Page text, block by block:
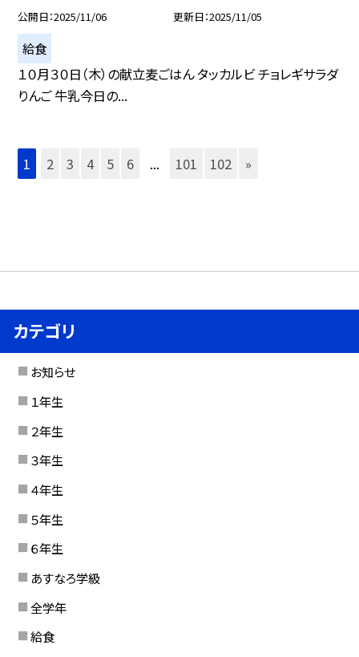
公開日 2025/11/06 更新日 2025/11/05
給食
１０月３０日（木）の献立麦ごはん タッカルビ チョレギサラダ
りんご 牛乳今日の...
1 2 3 4 5 6 ... 101 102 »
カテゴリ
お知らせ
１年生
２年生
３年生
４年生
５年生
６年生
あすなろ学級
全学年
給食